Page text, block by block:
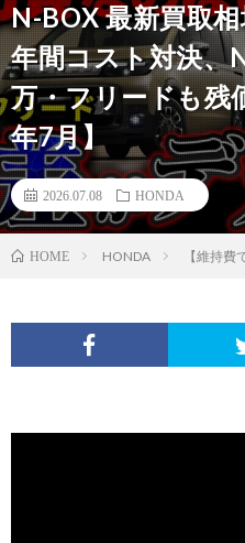
N-BOX 最新買取
年間コスト対決、
万・フリードも残
年7月】
2026.07.08 HONDA
HOME HONDA 【維持